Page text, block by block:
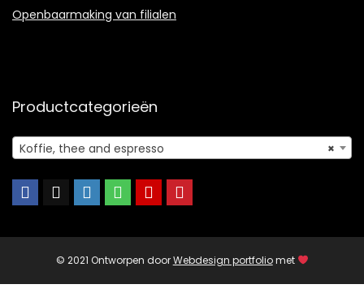
Openbaarmaking van filialen
Productcategorieën
×
Koffie, thee and espresso
© 2021 Ontworpen doorWebdesign portfoliomet